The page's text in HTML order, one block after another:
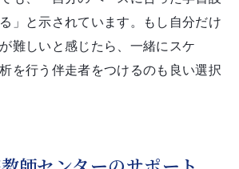
」と示されています。もし自分だけ
難しいと感じたら、一緒にスケ
を行う伴走者をつけるのも良い選択